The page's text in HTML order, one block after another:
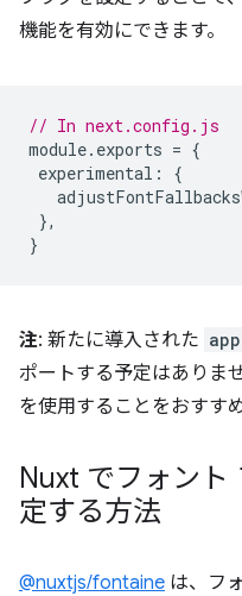
機能を有効にできます。
// In next.config.js
module. exports = {
experimental :
{
},
}
注: 新たに導入された app
ポートする予定はありま
を使用することをおすすめ
Nuxt でフォント
定する方法
@nuxtjs/fontaine は、フ